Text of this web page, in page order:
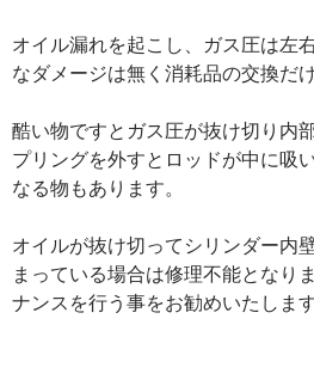
オイル漏れを起こし、ガス圧は左
なダメージは無く消耗品の交換だ
酷い物ですとガス圧が抜け切り内
プリングを外すとロッドが中に吸
なる物もあります。
オイルが抜け切ってシリンダー内
まっている場合は修理不能となり
ナンスを行う事をお勧めいたします